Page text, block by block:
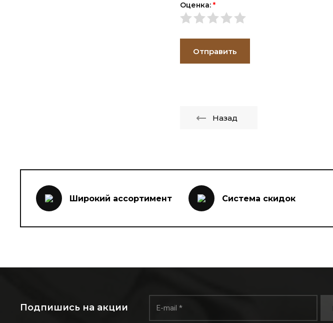
Оценка: *
Отправить
Назад
Широкий ассортимент Система скидок
Подпишись на акции